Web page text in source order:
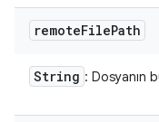
remoteFilePath
String : Dosyanın